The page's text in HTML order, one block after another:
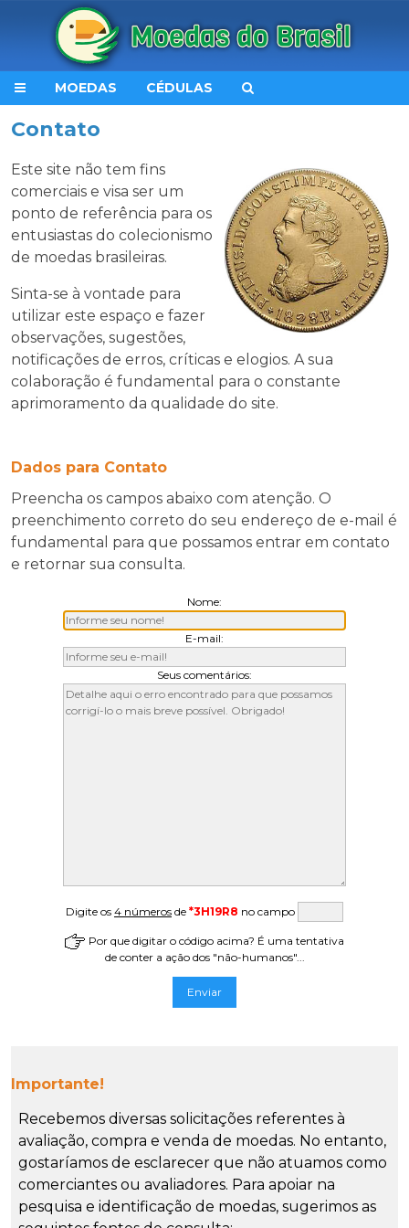
MOEDAS CÉDULAS
Contato
Este site não tem fins
comerciais e visa ser um
ponto de referência para os
entusiastas do colecionismo
de moedas brasileiras.
Sinta-se à vontade para
utilizar este espaço e fazer
observações, sugestões,
notificações de erros, críticas e elogios. A sua
colaboração é fundamental para o constante
aprimoramento da qualidade do site.
Dados para Contato
Preencha os campos abaixo com atenção. O
preenchimento correto do seu endereço de e-mail é
fundamental para que possamos entrar em contato
e retornar sua consulta.
Nome:
E-mail:
Seus comentários:
Digite os 4 números de *3H19R8 no campo
Por que digitar o código acima? É uma tentativa
de conter a ação dos "não-humanos"...
Importante!
Recebemos diversas solicitações referentes à
avaliação, compra e venda de moedas. No entanto,
gostaríamos de esclarecer que não atuamos como
comerciantes ou avaliadores. Para apoiar na
pesquisa e identificação de moedas, sugerimos as